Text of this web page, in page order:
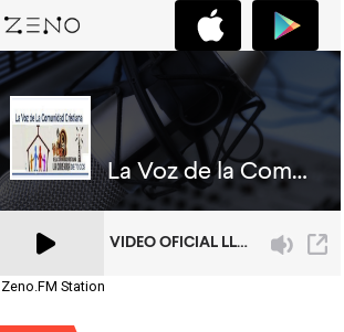
Station